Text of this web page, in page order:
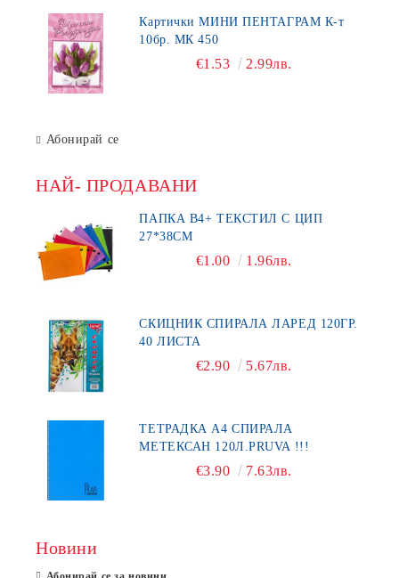
Картички МИНИ ПЕНТАГРАМ К-т
10бр. МК 450
€1.53 2.99лв.
Абонирай се
НАЙ- ПРОДАВАНИ
ПАПКА В4+ ТЕКСТИЛ С ЦИП
27*38СМ
€1.00 1.96лв.
СКИЦНИК СПИРАЛА ЛАРЕД 120ГР.
40 ЛИСТА
€2.90 5.67лв.
ТЕТРАДКА А4 СПИРАЛА
МЕТЕКСАН 120Л.PRUVA !!!
€3.90 7.63лв.
Новини